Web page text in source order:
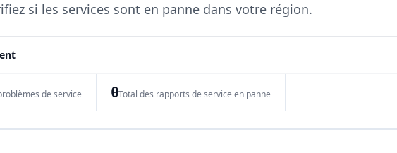
si les services sont en panne dans votre région.
de service 0Total des rapports de service en panne